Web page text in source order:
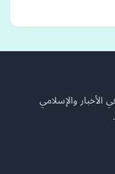
الأخبار والإسلامي